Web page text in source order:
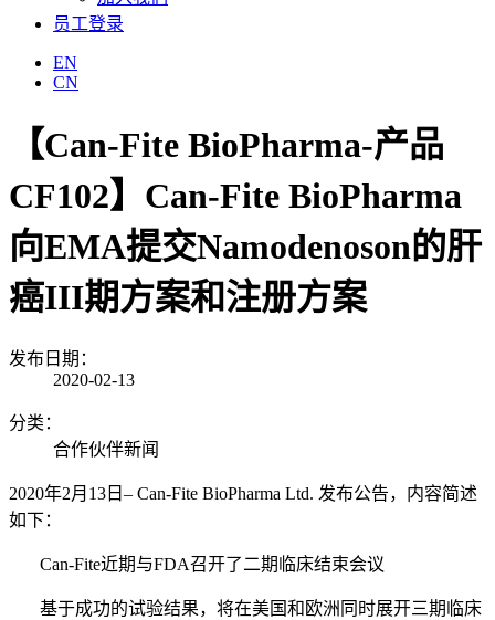
员工登录
EN
CN
【Can-Fite BioPharma-产品
CF102】Can-Fite BioPharma
向EMA提交Namodenoson的肝
癌III期方案和注册方案
发布日期：
2020-02-13
分类：
合作伙伴新闻
2020年2月13 日 – Can-Fite BioPharma Ltd. 发布公告，内容简述
如下：
Can-Fite近期与FDA召开了二期临床结束会议
基于成功的试验结果，将在美国和欧洲同时展开三期临床